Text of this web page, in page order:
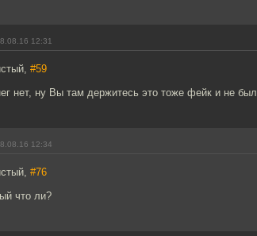
12:31
#59
нет, ну Вы там держитесь это тоже фейк и не
12:34
#76
что ли?